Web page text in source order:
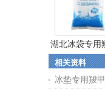
湖北冰袋专用
纤...
相关资料
冰垫专用羧